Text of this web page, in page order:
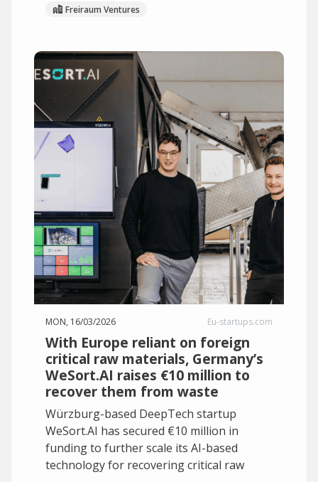
Freiraum Ventures
MON, 16/03/2026 Eu-startups.com
With Europe reliant on foreign
critical raw materials, Germany’s
WeSort.AI raises €10 million to
recover them from waste
Würzburg-based DeepTech startup
WeSort.AI has secured €10 million in
funding to further scale its AI-based
technology for recovering critical raw